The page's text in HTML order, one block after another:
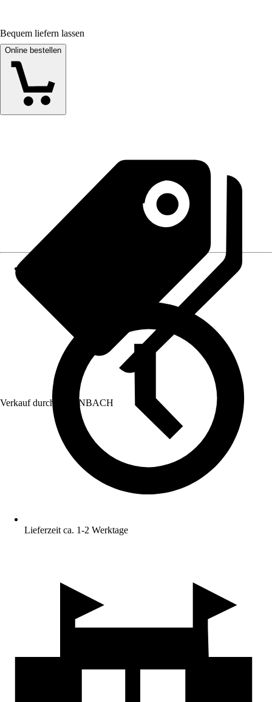
Bequem liefern lassen
Online bestellen
Verkauf durch: HORNBACH
Lieferzeit ca. 1-2 Werktage